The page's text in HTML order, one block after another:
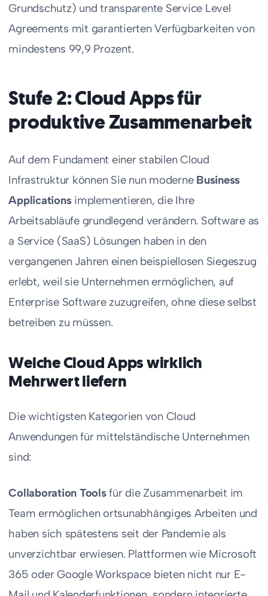
Grundschutz) und transparente Service Level
Agreements mit garantierten Verfügbarkeiten von
mindestens 99,9 Prozent.
Stufe 2: Cloud Apps für
produktive Zusammenarbeit
Auf dem Fundament einer stabilen Cloud
Infrastruktur können Sie nun moderne Business
Applicationsimplementieren, die Ihre
Arbeitsabläufe grundlegend verändern. Software as
a Service (SaaS) Lösungen haben in den
vergangenen Jahren einen beispiellosen Siegeszug
erlebt, weil sie Unternehmen ermöglichen, auf
Enterprise Software zuzugreifen, ohne diese selbst
betreiben zu müssen.
Welche Cloud Apps wirklich
Mehrwert liefern
Die wichtigsten Kategorien von Cloud
Anwendungen für mittelständische Unternehmen
sind:
Collaboration Toolsfür die Zusammenarbeit im
Team ermöglichen ortsunabhängiges Arbeiten und
haben sich spätestens seit der Pandemie als
unverzichtbar erwiesen. Plattformen wie Microsoft
365 oder Google Workspace bieten nicht nur E-